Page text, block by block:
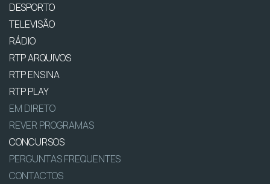
DESPORTO
TELEVISÃO
RÁDIO
RTP ARQUIVOS
RTP ENSINA
RTP PLAY
EM DIRETO
REVER PROGRAMAS
CONCURSOS
PERGUNTAS FREQUENTES
CONTACTOS